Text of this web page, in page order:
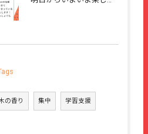
の香り 集中 学習支援